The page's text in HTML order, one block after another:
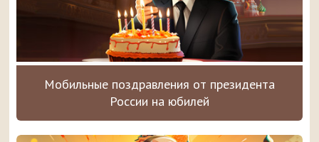
Мобильные поздравления от президента
России на юбилей